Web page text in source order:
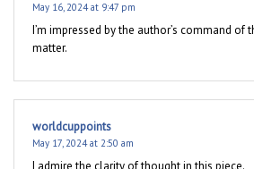
May 16, 2024 at 9:47 pm
I’m impressed by the author’s command of
matter.
worldcuppoints
May 17, 2024 at 2:50 am
I admire the clarity of thought in this piece.